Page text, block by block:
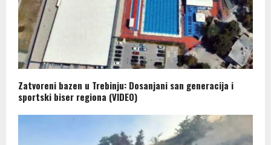
Zatvoreni bazen u Trebinju: Dosanjani san generacija i
sportski biser regiona (VIDEO)